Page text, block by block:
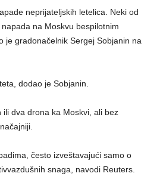
neprijateljskih letelica. Neki od
na Moskvu bespilotnim
je gradonačelnik Sergej Sobjanin na
dodao je Sobjanin.
dva drona ka Moskvi, ali bez
često izveštavajući samo o
snaga, navodi Reuters.